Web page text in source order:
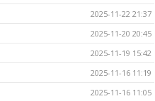
2025-11-22 21:37
2025-11-20 20:45
2025-11-19 15:42
2025-11-16 11:19
2025-11-16 11:05